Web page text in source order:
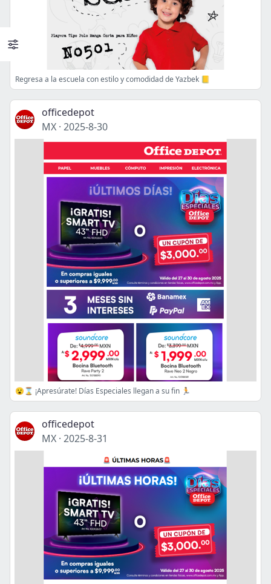
Regresa a la escuela con estilo y comodidad de Yazbek 📒
officedepot
MX · 2025-8-30
😮⌛ ¡Apresúrate! Días Especiales llegan a su fin 🏃
officedepot
MX · 2025-8-31